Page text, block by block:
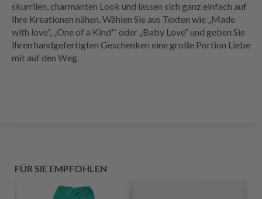
skurrilen, charmanten Look und lassen sich ganz einfach auf
Ihre Kreationen nähen. Wählen Sie aus Texten wie „Made
with love“, „One of a Kind'“ oder „Baby Love“ und geben Sie
Ihren handgefertigten Geschenken eine große Portion Liebe
mit auf den Weg.
FÜR SIE EMPFOHLEN